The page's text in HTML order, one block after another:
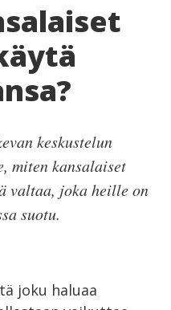
keskustelun
miten kansalaiset
valtaa, joka heille on
suotu.
joku haluaa